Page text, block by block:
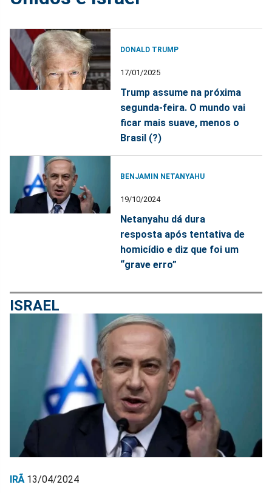
DONALD TRUMP
17/01/2025
Trump assume na próxima
segunda-feira. O mundo vai
ficar mais suave, menos o
Brasil (?)
BENJAMIN NETANYAHU
19/10/2024
Netanyahu dá dura
resposta após tentativa de
homicídio e diz que foi um
“grave erro”
ISRAEL
IRÃ 13/04/2024